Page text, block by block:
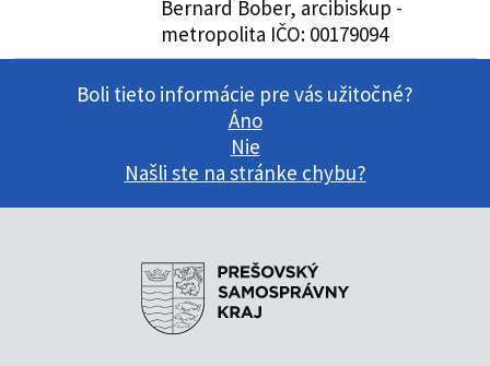
Bernard Bober, arcibiskup -
metropolita IČO: 00179094
Boli tieto informácie pre vás užitočné?
Áno
Nie
Našli ste na stránke chybu?